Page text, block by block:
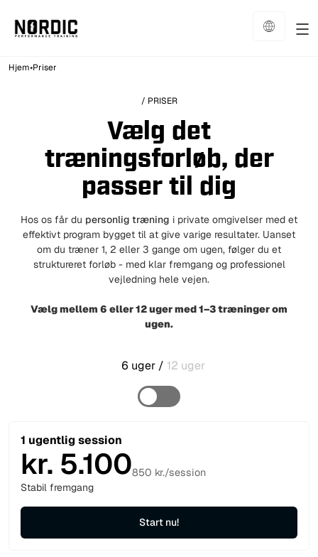
Hjem•Priser
/ PRISER
Vælg det
træningsforløb, der
passer til dig
Hos os får du personlig træning i private omgivelser med et
effektivt program bygget til at give varige resultater. Uanset
om du træner 1, 2 eller 3 gange om ugen, følger du et
struktureret forløb - med klar fremgang og professionel
vejledning hele vejen.
Vælg mellem 6 eller 12 uger med 1–3 træninger om
ugen.
6 uger / 12 uger
1 ugentlig session
kr. 5.100850 kr./session
Stabil fremgang
Start nu!